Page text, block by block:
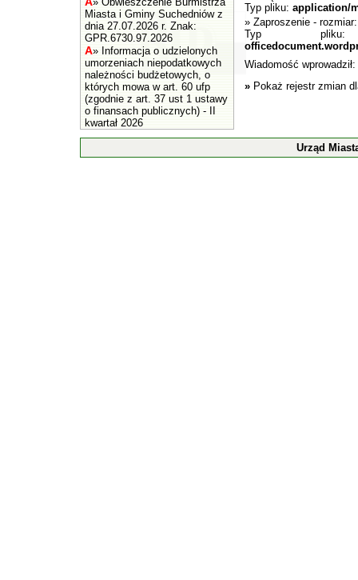
Miasta i Gminy Suchedniów z
dnia 27.07.2026 r. Znak:
GPR.6730.97.2026
A» Informacja o udzielonych
umorzeniach niepodatkowych
należności budżetowych, o
których mowa w art. 60 ufp
(zgodnie z art. 37 ust 1 ustawy
o finansach publicznych) - II
kwartał 2026
Typ pliku: application/
» Zaproszenie-
Typ
Wiadomość wprowadził:
» Pokaż rejestr zmian
Urząd